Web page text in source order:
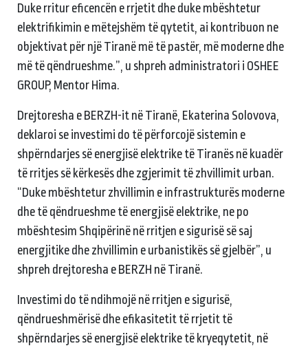
Duke rritur eficencën e rrjetit dhe duke mbështetur
elektrifikimin e mëtejshëm të qytetit, ai kontribuon ne
objektivat për një Tiranë më të pastër, më moderne dhe
më të qëndrueshme.”, u shpreh administratori i OSHEE
GROUP, Mentor Hima.
Drejtoresha e BERZH-it në Tiranë, Ekaterina Solovova,
deklaroi se investimi do të përforcojë sistemin e
shpërndarjes së energjisë elektrike të Tiranës në kuadër
të rritjes së kërkesës dhe zgjerimit të zhvillimit urban.
“Duke mbështetur zhvillimin e infrastrukturës moderne
dhe të qëndrueshme të energjisë elektrike, ne po
mbështesim Shqipërinë në rritjen e sigurisë së saj
energjitike dhe zhvillimin e urbanistikës së gjelbër”, u
shpreh drejtoresha e BERZH në Tiranë.
Investimi do të ndihmojë në rritjen e sigurisë,
qëndrueshmërisë dhe efikasitetit të rrjetit të
shpërndarjes së energjisë elektrike të kryeqytetit, në